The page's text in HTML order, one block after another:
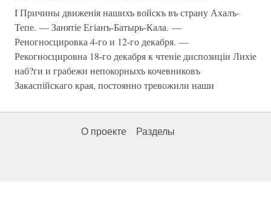
I Причины движенія нашихъ войскъ въ страну Ахалъ-
Тепе. — Занятіе Егіанъ-Батырь-Кала. —
Реногносцировка 4-го и 12-го декабря. —
Рекогносцировна 18-го декабря к чтеніе диспозиціи Лихіе
наб?ги и грабежи непокорныхъ кочевниковъ
Закаспійскаго края, постоянно тревожили наши
О проекте Разделы